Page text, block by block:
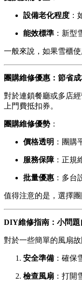
設備老化程度 ：
能效標準 ：新型
一般來說，如果雪櫃
團購維修優惠：節省
對於連鎖餐廳或多店
上門費抵扣券。
團購維修優勢 ：
價格透明 ：團購
服務保障：正規
批量優惠 ：多台
值得注意的是，選擇
DIY維修指南：小問題
對於一些簡單的風扇
安全準備 ：確保
檢查風扇 ：打開